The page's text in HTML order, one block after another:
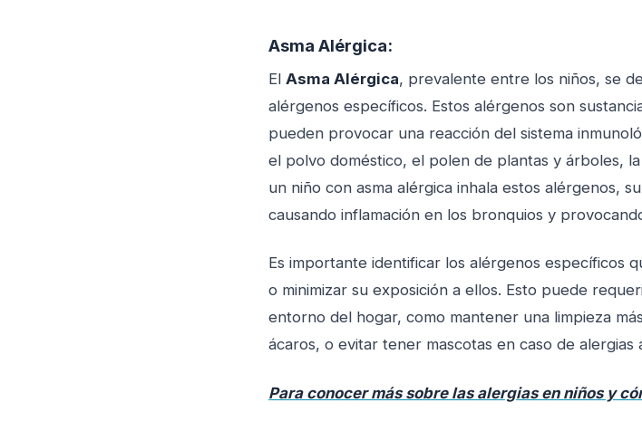
Asma Alérgica:
El Asma Alérgica, prevalente entre los niños, se
alérgenos específicos. Estos alérgenos son
pueden provocar una reacción del sistema
el polvo doméstico, el polen de plantas y árboles,
un niño con asma alérgica inhala estos alérgenos,
causando inflamación en los bronquios y
Es importante identificar los alérgenos específicos
o minimizar su exposición a ellos. Esto puede
entorno del hogar, como mantener una limpieza
ácaros, o evitar tener mascotas en caso de alergias
Para conocer más sobre las alergias en niños y